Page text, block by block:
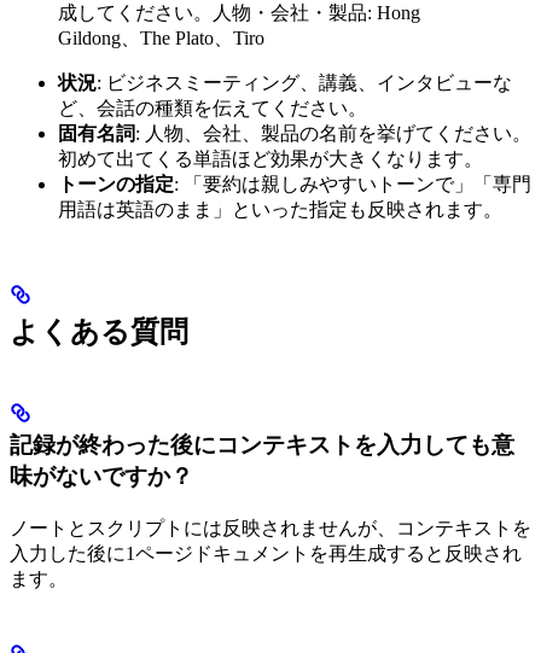
成してください。人物・会社・製品: Hong
Gildong、The Plato、Tiro
状況: ビジネスミーティング、講義、インタビューな
ど、会話の種類を伝えてください。
固有名詞: 人物、会社、製品の名前を挙げてください。
初めて出てくる単語ほど効果が大きくなります。
トーンの指定: 「要約は親しみやすいトーンで」「専門
用語は英語のまま」といった指定も反映されます。
よくある質問
記録が終わった後にコンテキストを入力しても意
味がないですか？
ノートとスクリプトには反映されませんが、コンテキストを
入力した後に1ページドキュメントを再生成すると反映され
ます。